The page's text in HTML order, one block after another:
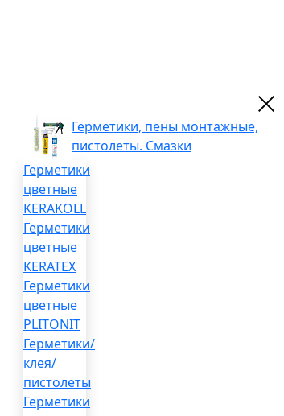
Герметики, пены монтажные,
пистолеты. Смазки
Герметики
цветные
KERAKOLL
Герметики
цветные
KERATEX
Герметики
цветные
PLITONIT
Герметики/
клея/
пистолеты
Герметики